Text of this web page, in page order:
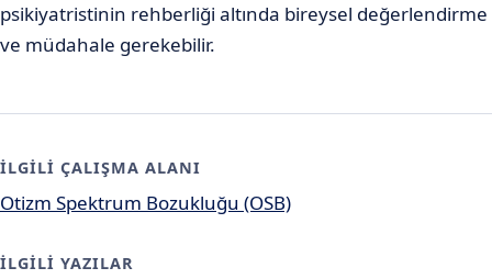
psikiyatristinin rehberliği altında bireysel değerlendirme
ve müdahale gerekebilir.
İLGILI ÇALIŞMA ALANI
Otizm Spektrum Bozukluğu (OSB)
İLGILI YAZILAR